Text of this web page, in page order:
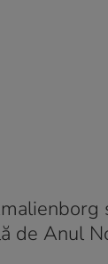
de Anul